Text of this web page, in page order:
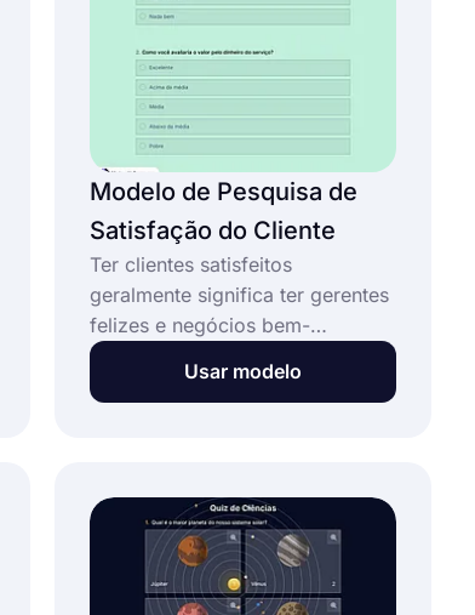
Modelo de Pesquisa de
Satisfação do Cliente
Ter clientes satisfeitos
geralmente significa ter gerentes
felizes e negócios bem-
sucedidos. Portanto, para
aumentar suas vendas, você
cliente oferece uma ótima
maneira de coletar informações
de compradores. Comece hoje
mesmo com o modelo gratuito
Usar modelo